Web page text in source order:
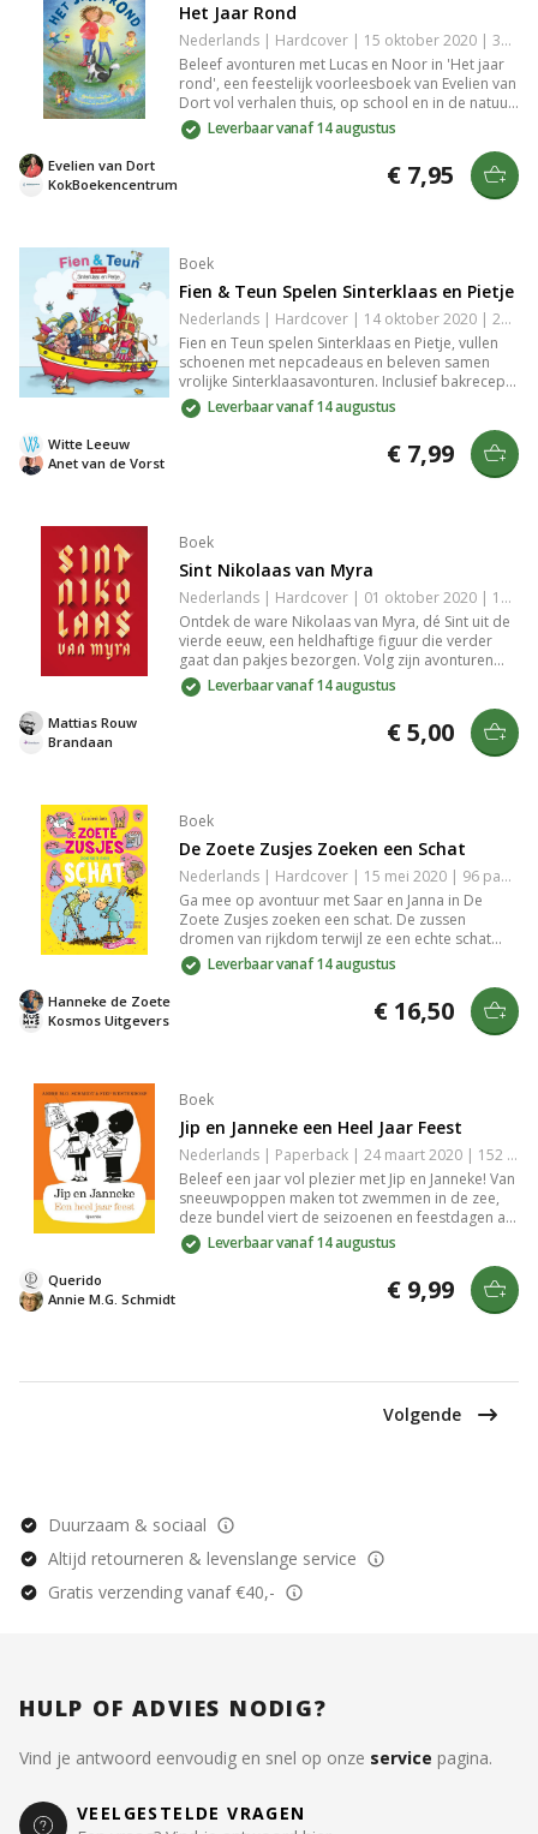
Het Jaar Rond
Nederlands | Hardcover | 15 oktober 2020 | 320 pagina's | 9789026623349
Beleef avonturen met Lucas en Noor in 'Het jaar
rond', een feestelijk voorleesboek van Evelien van
Dort vol verhalen thuis, op school en in de natuur.
Met alle feestdagen, vrolijke illustraties en
gebeurtenissen zoals Noors nieuwe fiets en
schattige lammetjes. Het ideale boek voor een
Leverbaar vanaf 14 augustus
KokBoekencentrum
Evelien van Dort € 7,95
Boek
Fien & Teun Spelen Sinterklaas en Pietje
Nederlands | Hardcover | 14 oktober 2020 | 24 pagina's | 9789492901705
Fien en Teun spelen Sinterklaas en Pietje, vullen
schoenen met nepcadeaus en beleven samen
vrolijke Sinterklaasavonturen. Inclusief bakrecept
voor speculaas, knutselideeën en een gezellige
Sinterklaasmedley. Ideaal als schoencadeautje
Leverbaar vanaf 14 augustus
Anet van de Vorst
Witte Leeuw € 7,99
Boek
Sint Nikolaas van Myra
Nederlands | Hardcover | 01 oktober 2020 | 128 pagina's | 9789460050466
Ontdek de ware Nikolaas van Myra, dé Sint uit de
vierde eeuw, een heldhaftige figuur die verder
gaat dan pakjes bezorgen. Volg zijn avonturen
waarin hij met gevaar voor eigen leven wonderen
verricht om anderen te helpen. Laat je verrassen
door een nieuwe kijk op Sinterklaas die meer is
Leverbaar vanaf 14 augustus
Brandaan
Mattias Rouw € 5,00
Boek
De Zoete Zusjes Zoeken een Schat
Nederlands | Hardcover | 15 mei 2020 | 96 pagina's | 9789043922173
Ga mee op avontuur met Saar en Janna in De
Zoete Zusjes zoeken een schat. De zussen
dromen van rijkdom terwijl ze een echte schat
proberen te vinden. Met prachtige illustraties en
glitters op de omslag is dit boek het perfecte
verhalen houden. Ideaal voor jonge lezers.
Leverbaar vanaf 14 augustus
Kosmos Uitgevers
Hanneke de Zoete € 16,50
Boek
Jip en Janneke een Heel Jaar Feest
Nederlands | Paperback | 24 maart 2020 | 152 pagina's | 9789045123806
Beleef een jaar vol plezier met Jip en Janneke! Van
sneeuwpoppen maken tot zwemmen in de zee,
deze bundel viert de seizoenen en feestdagen als
Pasen, Sinterklaas en Kerstmis. Met herkenbare
zwart-wit illustraties van Fiep Westendorp, zijn
deze verhalen perfect voor jonge ontdekkers die
elke dag als een feest willen beleven.
Leverbaar vanaf 14 augustus
Annie M.G. Schmidt
Querido € 9,99
Volgende
Duurzaam & sociaal
Altijd retourneren & levenslange service
Gratis verzending vanaf €40,-
HULP OF ADVIES NODIG?
Vind je antwoord eenvoudig en snel op onze service pagina.
VEELGESTELDE VRAGEN